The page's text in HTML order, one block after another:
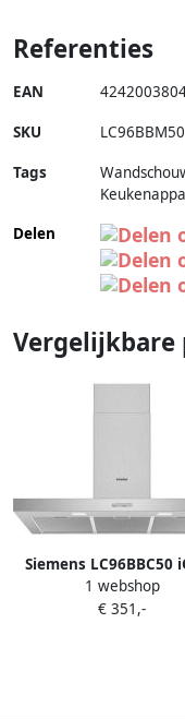
Referenties
EAN
SKU LC96BBM50
Tags
Delen
Vergelijkbare
Siemens LC96BBC50
Afzuigkap
90 cm
1 webshop
€ 351,-